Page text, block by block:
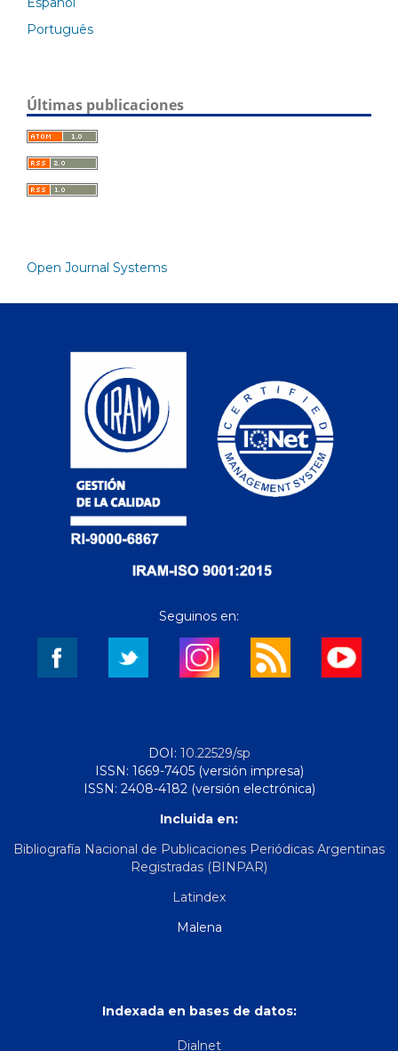
Português
Últimas publicaciones
Open Journal Systems
Seguinos en:
DOI: 10.22529/sp
ISSN: 1669-7405 (versión impresa)
ISSN: 2408-4182 (versión electrónica)
Incluida en:
Bibliografía Nacional de Publicaciones Periódicas Argentinas
Registradas (BINPAR)
Latindex
Malena
Indexada en bases de datos:
Dialnet